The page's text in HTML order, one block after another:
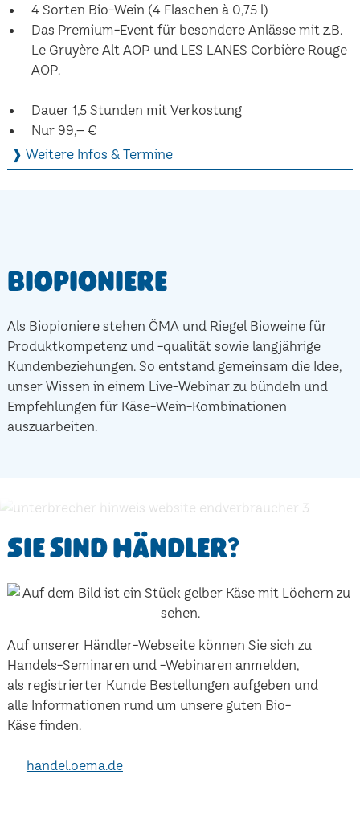
4 Sorten Bio-Wein (4 Flaschen à 0,75 l)
Das Premium-Event für besondere Anlässe mit z.B.
Le Gruyère Alt AOP und LES LANES Corbière Rouge
AOP.
Dauer 1,5 Stunden mit Verkostung
Nur 99,– €
❱ Weitere Infos & Termine
Biopioniere
Als Biopioniere stehen ÖMA und Riegel Bioweine für
Produktkompetenz und -qualität sowie langjährige
Kundenbeziehungen. So entstand gemeinsam die Idee,
unser Wissen in einem Live-Webinar zu bündeln und
Empfehlungen für Käse-Wein-Kombinationen
auszuarbeiten.
Sie sind Händler?
Auf unserer Händler-Webseite können Sie sich zu
Handels-Seminaren und -Webinaren anmelden,
als registrierter Kunde Bestellungen aufgeben und
alle Informationen rund um unsere guten Bio-
Käse finden.
handel.oema.de